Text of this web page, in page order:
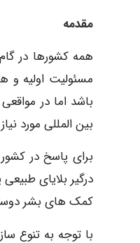
مقدمه
همه کشورها در
مسئولیت اولیه و
باشد اما در
بین المللی مورد
برای پاسخ در
درگیر بلایای
کمک های بشر
با توجه به تنوع